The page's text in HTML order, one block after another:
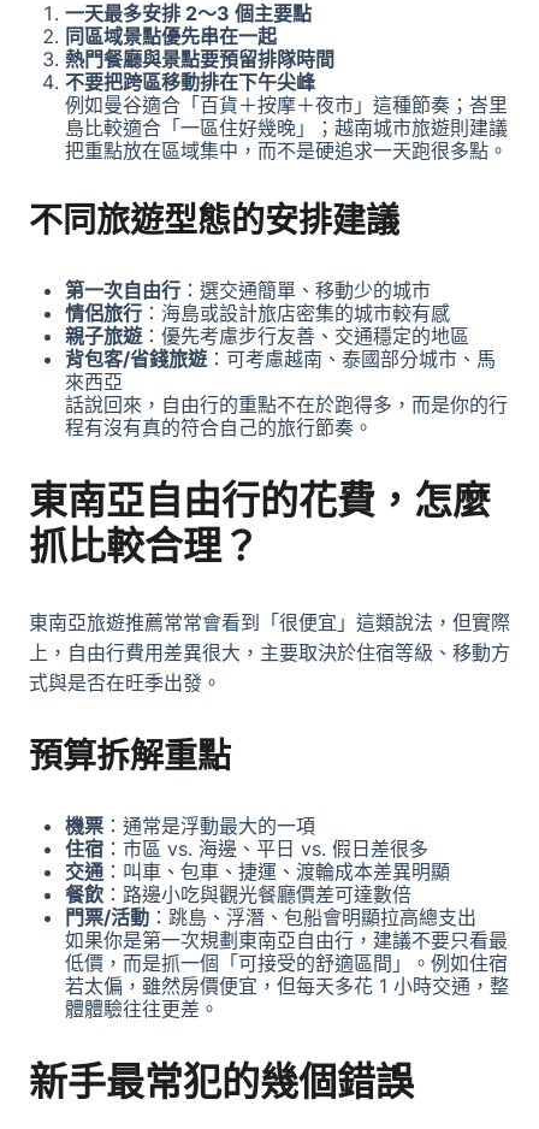
一天最多安排 2～3 個主要點
同區域景點優先串在一起
熱門餐廳與景點要預留排隊時間
不要把跨區移動排在下午尖峰
例如曼谷適合「百貨＋按摩＋夜市」這種節奏；峇里
島比較適合「一區住好幾晚」；越南城市旅遊則建議
把重點放在區域集中，而不是硬追求一天跑很多點。
不同旅遊型態的安排建議
第一次自由行 ：選交通簡單、移動少的城市
情侶旅行 ：海島或設計旅店密集的城市較有感
親子旅遊：優先考慮步行友善、交通穩定的地區
背包客/省錢旅遊：可考慮越南、泰國部分城市、馬
來西亞
話說回來，自由行的重點不在於跑得多，而是你的行
程有沒有真的符合自己的旅行節奏。
東南亞自由行的花費，怎麼
抓比較合理？
東南亞旅遊推薦常常會看到「很便宜」這類說法，但實際
上，自由行費用差異很大，主要取決於住宿等級、移動方
式與是否在旺季出發。
預算拆解重點
機票 ：通常是浮動最大的一項
住宿 ：市區 vs. 海邊、平日 vs. 假日差很多
交通 ：叫車、包車、捷運、渡輪成本差異明顯
餐飲 ：路邊小吃與觀光餐廳價差可達數倍
門票/活動 ：跳島、浮潛、包船會明顯拉高總支出
如果你是第一次規劃東南亞自由行 ，建議不要只看最
低價，而是抓一個「可接受的舒適區間」。例如住宿
若太偏，雖然房價便宜，但每天多花 1 小時交通，整
體體驗往往更差。
新手最常犯的幾個錯誤